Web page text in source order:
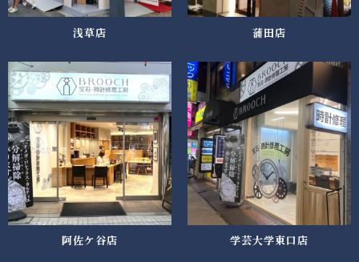
浅草店 蒲田店
阿佐ケ谷店 学芸大学東口店